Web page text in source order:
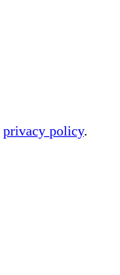
privacy policy.